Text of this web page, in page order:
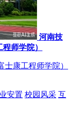
河南技
师学院）
康工程师学院）
安置 校园风采 互